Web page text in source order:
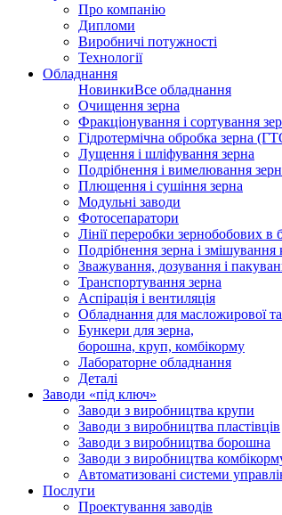
Про компанію
Дипломи
Виробничі потужності
Технології
Обладнання
НовинкиВсе обладнання
Очищення зерна
Фракціонування і сортування
Гідротермічна обробка зерна
Лущення і шліфування зерна
Подрібнення і вимелювання
Плющення і сушіння зерна
Модульні заводи
Фотосепаратори
Лінії переробки зернобобових в
Подрібнення зерна і змішування
Зважування, дозування і
Транспортування зерна
Аспірація і вентиляція
Обладнання для масложирової
Бункери для зерна,
борошна, круп, комбікорму
Лабораторне обладнання
Деталі
Заводи «під ключ»
Заводи з виробництва крупи
Заводи з виробництва пластівців
Заводи з виробництва борошна
Заводи з виробництва
Автоматизовані системи
Послуги
Проектування заводів